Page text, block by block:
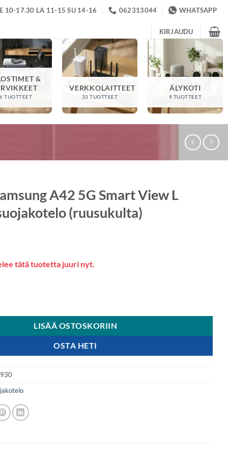
10-17.30 LA 11-15 SU 14-16 062313044 WHATSAPP
KIRJAUDU
&
TUOTTEET
VERKKOLAITTEET
33 TUOTTEET
ÄLYKOTI
9 TUOTTEET
A42 5G Smart View L
(ruusukulta)
tätä tuotetta juuri nyt.
LISÄÄ OSTOSKORIIN
OSTA HETI